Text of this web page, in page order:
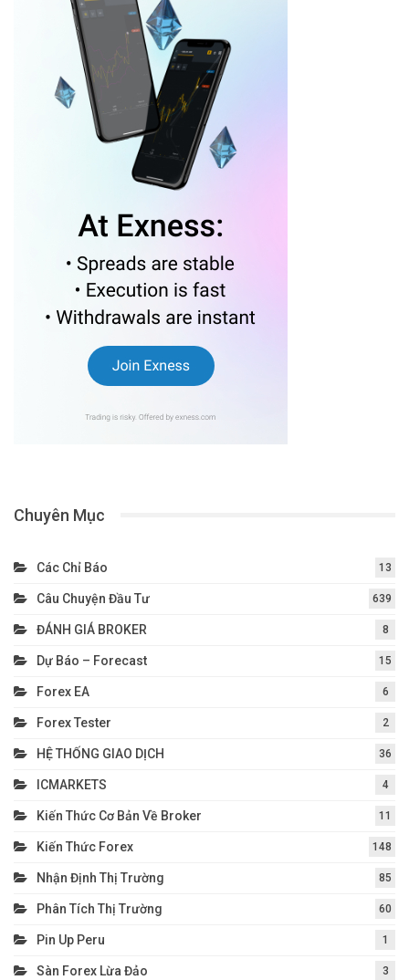
Chuyên Mục
Các Chỉ Báo 13
Câu Chuyện Đầu Tư 639
ĐÁNH GIÁ BROKER 8
Dự Báo – Forecast 15
Forex EA 6
Forex Tester 2
HỆ THỐNG GIAO DỊCH 36
ICMARKETS 4
Kiến Thức Cơ Bản Về Broker 11
Kiến Thức Forex 148
Nhận Định Thị Trường 85
Phân Tích Thị Trường 60
Pin Up Peru 1
Sàn Forex Lừa Đảo 3